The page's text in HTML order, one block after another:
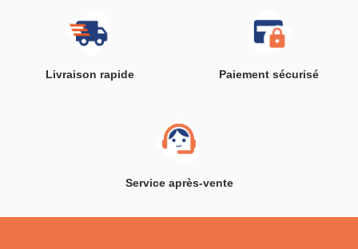
Livraison rapide Paiement sécurisé
Service après-vente